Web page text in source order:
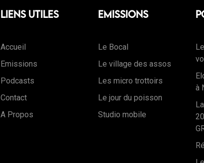
Liens Utiles
Accueil
Emissions
Podcasts
Contact
A Propos
Emissions
Le Bocal
Le village des assos
Les micro trottoirs
Le jour du poisson
Studio mobile
à